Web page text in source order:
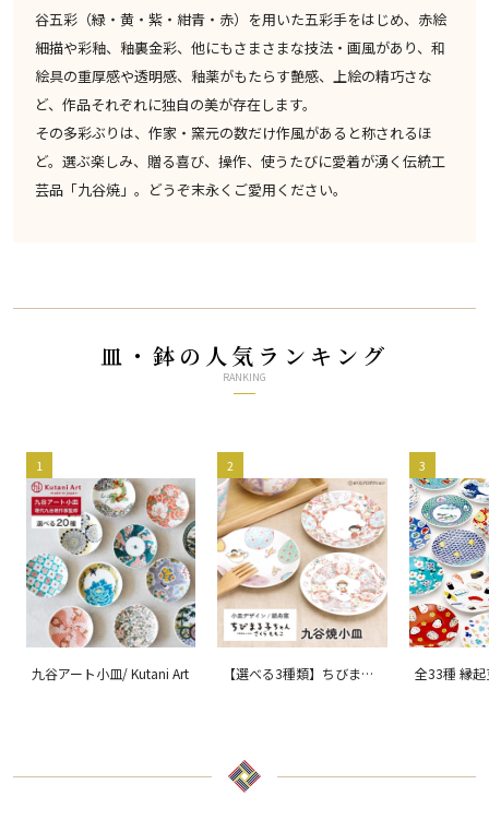
谷五彩（緑・黄・紫・紺青・赤）を用いた五彩手をはじめ、赤絵
細描や彩釉、釉裏金彩、他にもさまさまな技法・画風があり、和
絵具の重厚感や透明感、釉薬がもたらす艶感、上絵の精巧さな
ど、作品それぞれに独自の美が存在します。
その多彩ぶりは、作家・窯元の数だけ作風があると称されるほ
ど。選ぶ楽しみ、贈る喜び、操作、使うたびに愛着が湧く伝統工
芸品「九谷焼」。どうぞ末永くご愛用ください。
皿・鉢の人気ランキング
RANKING
1
九谷アート小皿/ Kutani Art
2
【選べる3種類】ちびまる
3
全33種 縁